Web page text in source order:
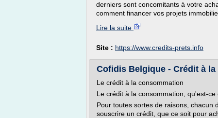
derniers sont concomitants à votre
comment financer vos projets
Lire la suite
Site : https://www.credits-prets.info
Cofidis Belgique - Crédit à
Le crédit à la consommation
Le crédit à la consommation, qu'est-ce
Pour toutes sortes de raisons, chacun
souscrire un crédit, que ce soit pour